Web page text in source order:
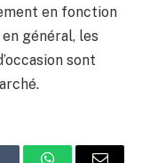
en fonction
en général, les
sont